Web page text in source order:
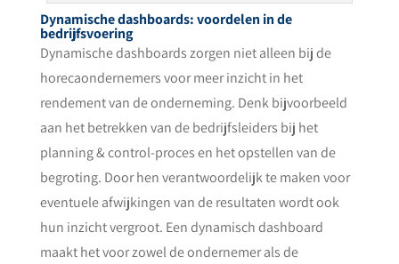
Dynamische dashboards: voordelen in de
bedrijfsvoering
Dynamische dashboards zorgen niet alleen bij de
horecaondernemers voor meer inzicht in het
rendement van de onderneming. Denk bijvoorbeeld
aan het betrekken van de bedrijfsleiders bij het
planning & control-proces en het opstellen van de
begroting. Door hen verantwoordelijk te maken voor
eventuele afwijkingen van de resultaten wordt ook
hun inzicht vergroot. Een dynamisch dashboard
maakt het voor zowel de ondernemer als de